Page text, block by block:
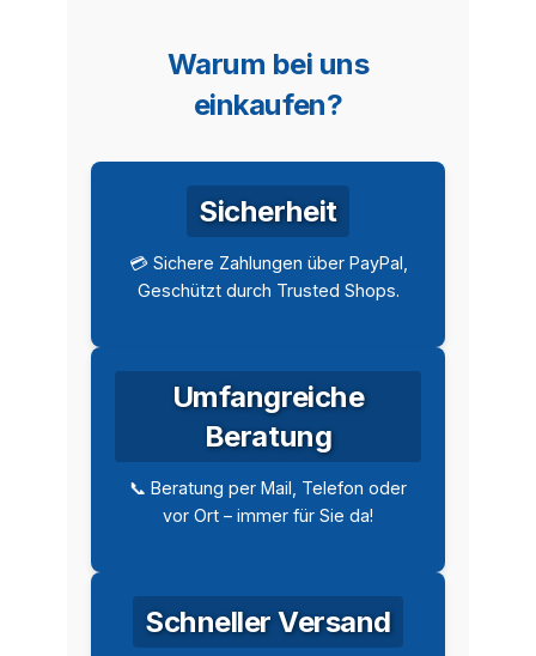
Warum bei uns
einkaufen?
Sicherheit
💳 Sichere Zahlungen über PayPal,
Geschützt durch Trusted Shops.
Umfangreiche
Beratung
📞 Beratung per Mail, Telefon oder
vor Ort – immer für Sie da!
Schneller Versand